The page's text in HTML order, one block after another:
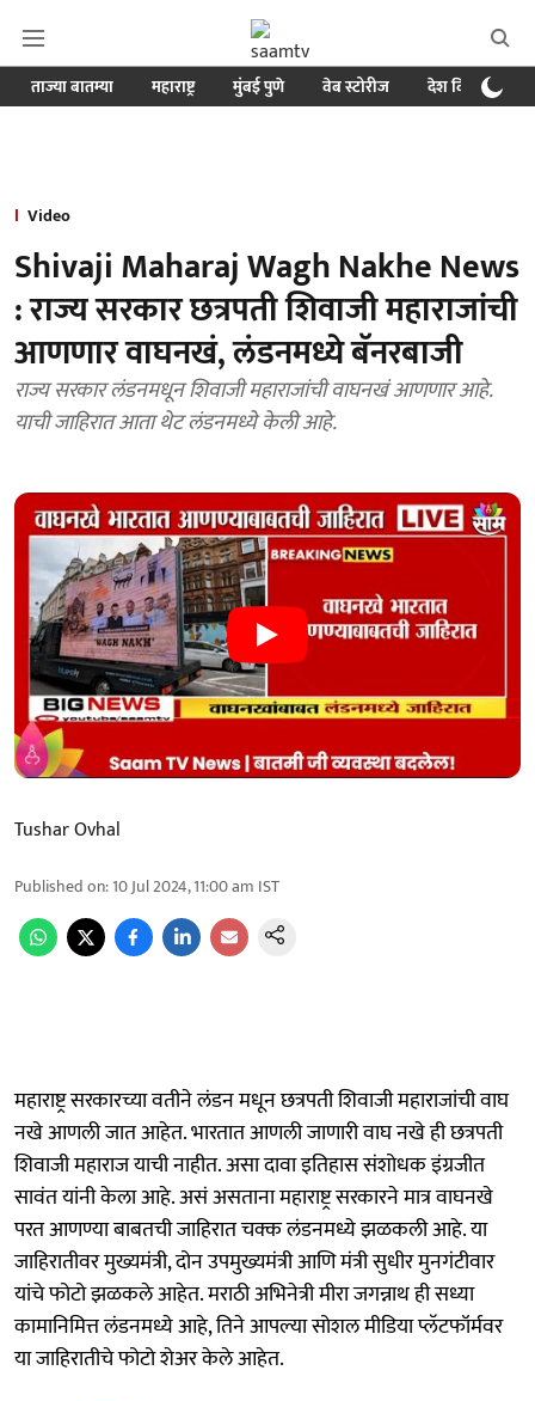
ताज्या बातम्या महाराष्ट्र मुंबई पुणे वेब स्टोरीज देश विदेश
Video
Shivaji Maharaj Wagh Nakhe News
: राज्य सरकार छत्रपती शिवाजी महाराजांची
आणणार वाघनखं, लंडनमध्ये बॅनरबाजी
राज्य सरकार लंडनमधून शिवाजी महाराजांची वाघनखं आणणार आहे.
याची जाहिरात आता थेट लंडनमध्ये केली आहे.
Tushar Ovhal
Published on:10 Jul 2024, 11:00 am IST
महाराष्ट्र सरकारच्या वतीने लंडन मधून छत्रपती शिवाजी महाराजांची वाघ
नखे आणली जात आहेत. भारतात आणली जाणारी वाघ नखे ही छत्रपती
शिवाजी महाराज याची नाहीत. असा दावा इतिहास संशोधक इंग्रजीत
सावंत यांनी केला आहे. असं असताना महाराष्ट्र सरकारने मात्र वाघनखे
परत आणण्या बाबतची जाहिरात चक्क लंडनमध्ये झळकली आहे. या
जाहिरातीवर मुख्यमंत्री, दोन उपमुख्यमंत्री आणि मंत्री सुधीर मुनगंटीवार
यांचे फोटो झळकले आहेत. मराठी अभिनेत्री मीरा जगन्नाथ ही सध्या
कामानिमित्त लंडनमध्ये आहे, तिने आपल्या सोशल मीडिया प्लॅटफॉर्मवर
या जाहिरातीचे फोटो शेअर केले आहेत.